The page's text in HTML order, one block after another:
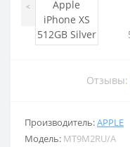
<
Отзывы:
Производитель:APPLE
Модель: MT9M2RU/A